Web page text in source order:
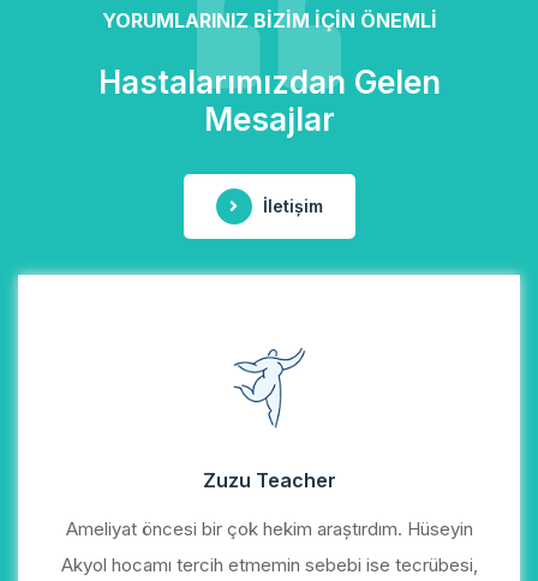
YORUMLARINIZ BİZİM İÇİN ÖNEMLİ
Hastalarımızdan Gelen
Mesajlar
İletişim
Zuzu Teacher
Ameliyat öncesi bir çok hekim araştırdım. Hüseyin
Akyol hocamı tercih etmemin sebebi ise tecrübesi,